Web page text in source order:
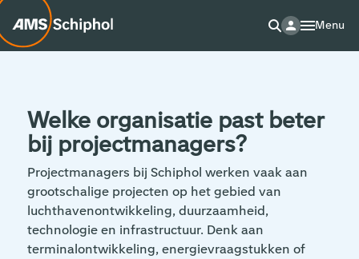
Menu
Welke organisatie past beter
bij projectmanagers?
Projectmanagers bij Schiphol werken vaak aan
grootschalige projecten op het gebied van
luchthavenontwikkeling, duurzaamheid,
technologie en infrastructuur. Denk aan
terminalontwikkeling, energievraagstukken of